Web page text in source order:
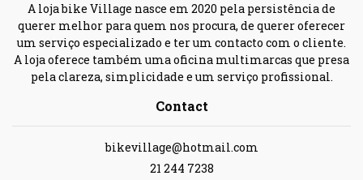
A loja bike Village nasce em 2020 pela persistência de
querer melhor para quem nos procura, de querer oferecer
um serviço especializado e ter um contacto com o cliente.
A loja oferece também uma oficina multimarcas que presa
pela clareza, simplicidade e um serviço profissional.
Contact
bikevillage@hotmail.com
21 244 7238